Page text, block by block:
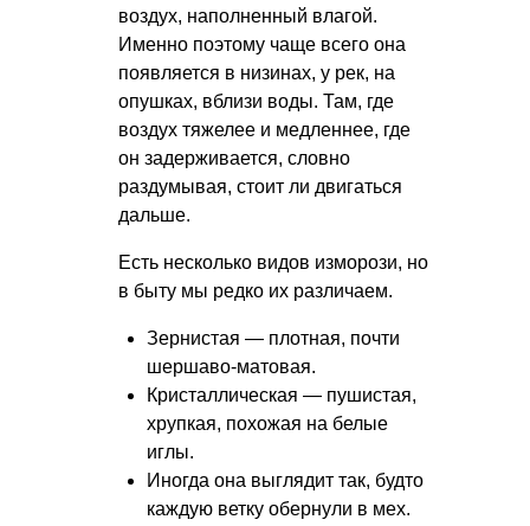
воздух, наполненный влагой.
Именно поэтому чаще всего она
появляется в низинах, у рек, на
опушках, вблизи воды. Там, где
воздух тяжелее и медленнее, где
он задерживается, словно
раздумывая, стоит ли двигаться
дальше.
Есть несколько видов изморози, но
в быту мы редко их различаем.
Зернистая — плотная, почти
шершаво-матовая.
Кристаллическая — пушистая,
хрупкая, похожая на белые
иглы.
Иногда она выглядит так, будто
каждую ветку обернули в мех.